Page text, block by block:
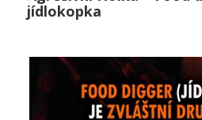
jídlokopka